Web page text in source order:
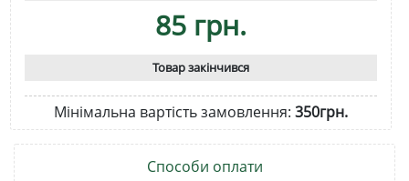
85 грн.
Товар закінчився
Мінімальна вартість замовлення: 350грн.
Способи оплати